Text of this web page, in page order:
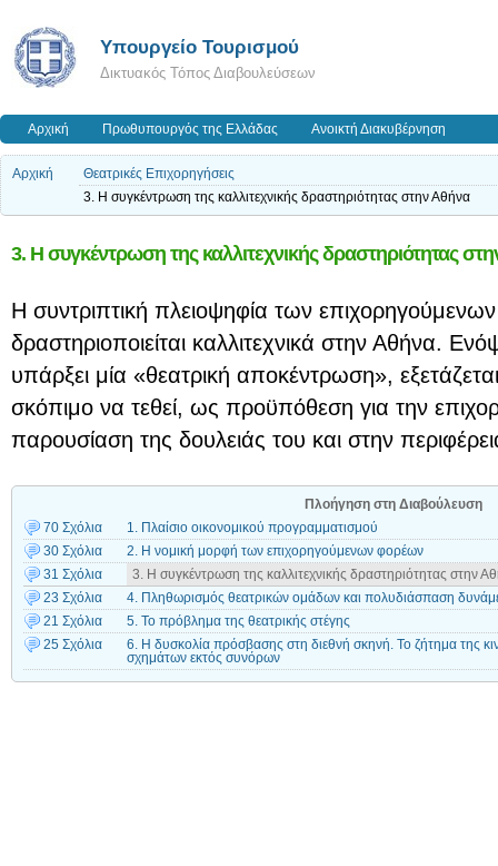
Υπουργείο Τουρισμού
Δικτυακός Τόπος Διαβουλεύσεων
Αρχική Πρωθυπουργός της Ελλάδας Ανοικτή Διακυβέρνηση
Αρχική
Θεατρικές Επιχορηγήσεις
3. Η συγκέντρωση της καλλιτεχνικής δραστηριότητας στην Αθήνα
3. Η συγκέντρωση της καλλιτεχνικής δραστηριότητας
Η συντριπτική πλειοψηφία των
δραστηριοποιείται καλλιτεχνικά στην Αθήνα.
υπάρξει μία «θεατρική αποκέντρωση»,
σκόπιμο να τεθεί, ως προϋπόθεση για την
παρουσίαση της δουλειάς του και στην
Πλοήγηση στη Διαβούλευση
70 Σχόλια
1. Πλαίσιο οικονομικού προγραμματισμού
30 Σχόλια
2. Η νομική μορφή των επιχορηγούμενων φορέων
31 Σχόλια
3. Η συγκέντρωση της καλλιτεχνικής δραστηριότητας στην
23 Σχόλια
4. Πληθωρισμός θεατρικών ομάδων και πολυδιάσπαση
21 Σχόλια
5. Το πρόβλημα της θεατρικής στέγης
25 Σχόλια
6. Η δυσκολία πρόσβασης στη διεθνή σκηνή. Το ζήτημα της
σχημάτων εκτός συνόρων